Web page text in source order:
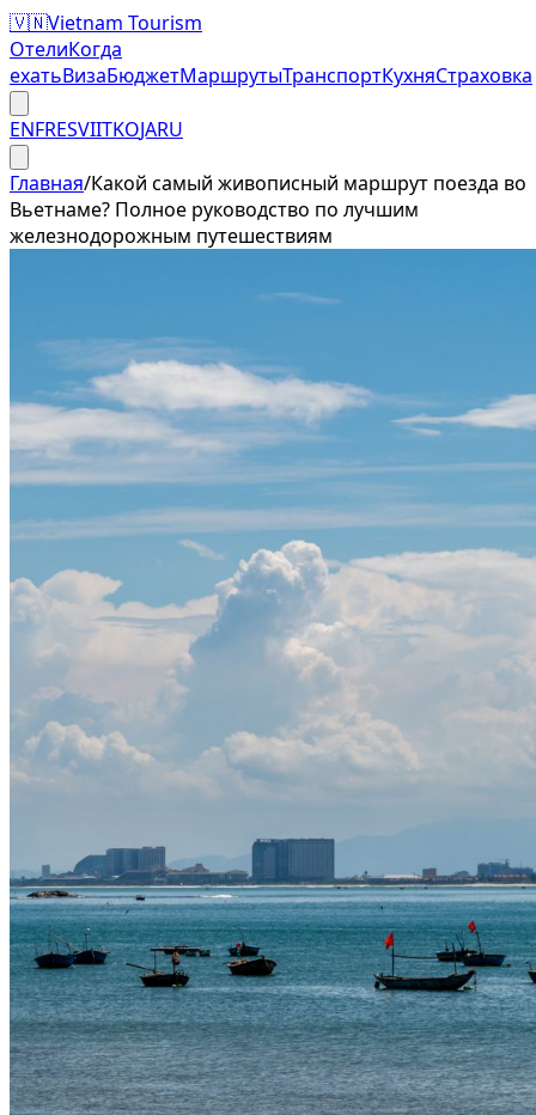
🇻🇳Vietnam Tourism
ОтелиКогда
ехатьВизаБюджетМаршрутыТранспортКухняСтраховка
ENFRESVIITKOJARU
Главная/Какой самый живописный маршрут поезда во
Вьетнаме? Полное руководство по лучшим
железнодорожным путешествиям